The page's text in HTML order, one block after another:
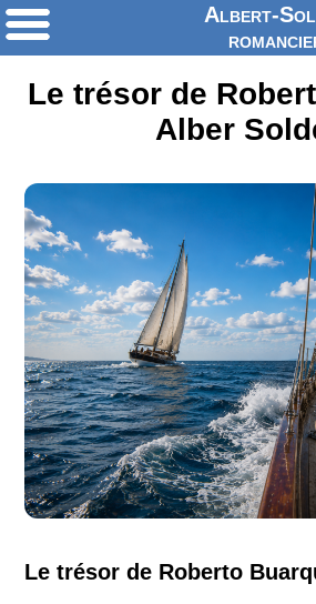
Albert-
Le trésor de
Alber
Le trésor de Roberto